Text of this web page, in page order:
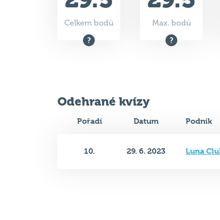
Celkem bodů Max. bodů
Odehrané kvízy
Pořadí Datum Podnik
10. 29. 6. 2023 Luna